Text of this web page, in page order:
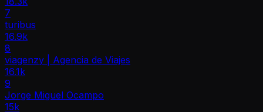
7
turibus
16.9k
8
viagenzy | Agencia de Viajes
16.1k
9
Jorge Miguel Ocampo
15k